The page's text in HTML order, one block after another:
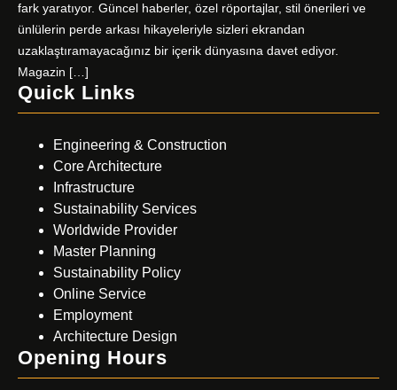
fark yaratıyor. Güncel haberler, özel röportajlar, stil önerileri ve
ünlülerin perde arkası hikayeleriyle sizleri ekrandan
uzaklaştıramayacağınız bir içerik dünyasına davet ediyor.
Magazin […]
Quick Links
Engineering & Construction
Core Architecture
Infrastructure
Sustainability Services
Worldwide Provider
Master Planning
Sustainability Policy
Online Service
Employment
Architecture Design
Opening Hours